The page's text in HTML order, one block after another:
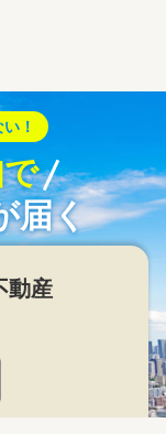
！
届く
動産